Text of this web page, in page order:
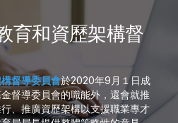
育和資歷架構督
督導委員會於2020年9月１日成
督導委員會的職能外，還會就推
、推廣資歷架構以支援職業專才